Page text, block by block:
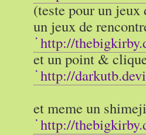
(teste pour un jeux
un jeux de
http://
et un point &
http://
et meme un
http://